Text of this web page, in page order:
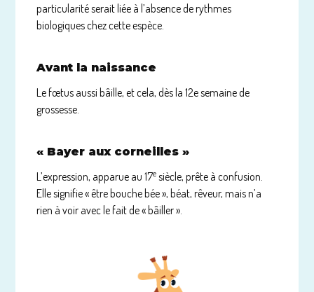
particularité serait liée à l’absence de rythmes
biologiques chez cette espèce.
Avant la naissance
Le fœtus aussi bâille, et cela, dès la 12e semaine de
grossesse.
« Bayer aux corneilles »
L’expression, apparue au 17e siècle, prête à confusion.
Elle signifie « être bouche bée », béat, rêveur, mais n’a
rien à voir avec le fait de « bâiller ».